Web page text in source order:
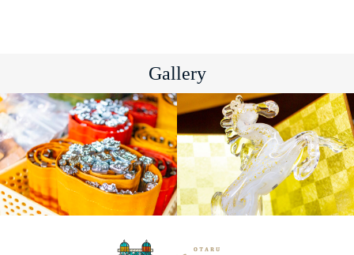
Gallery
制作体験
ガラス商品